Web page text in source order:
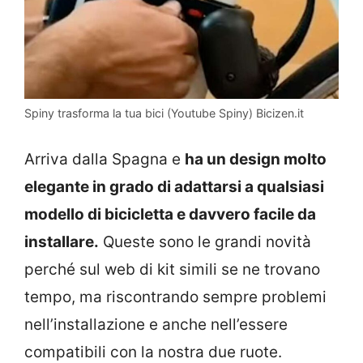
Spiny trasforma la tua bici (Youtube Spiny) Bicizen.it
Arriva dalla Spagna e ha un design molto
elegante in grado di adattarsi a qualsiasi
modello di bicicletta e davvero facile da
installare. Queste sono le grandi novità
perché sul web di kit simili se ne trovano
tempo, ma riscontrando sempre problemi
nell’installazione e anche nell’essere
compatibili con la nostra due ruote.